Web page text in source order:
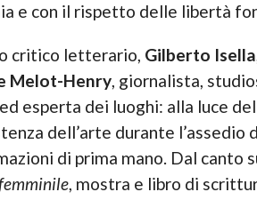
e con il rispetto delle libertà
critico letterario, Gilberto Isella
Melot-Henry, giornalista,
esperta dei luoghi: alla luce
dell’arte durante l’assedio
di prima mano. Dal canto
, mostra e libro di